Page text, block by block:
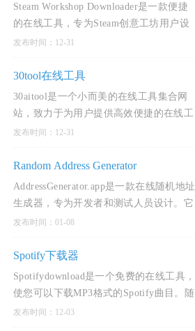
Steam Workshop Downloader是一款便捷
的在线工具，专为Steam创意工坊用户设
计。此工具可让用户轻松下载Steam创意
Steam账户。其功能强大，支
发布时间：12-31
30tool在线工具
30aitool是一个小而美的在线工具集合网
站，致力于为用户提供高效便捷的在线工
具，满足日常工作和生活的各种需求。该
多种浏览器，无需安装软件。
发布时间：12-31
Random Address Generator
AddressGenerator.app是一款在线随机地址
生成器，专为开发者和测试人员设计。它
可生成美国、英国、加拿大等国家的真实
政编码等详细信息
发布时间：01-08
Spotify下载器
Spotifydownload是一个免费的在线工具，
使您可以下载MP3格式的Spotify曲目。随
着我们的Spotify的下载器，您可以保存您
发布时间：12-03